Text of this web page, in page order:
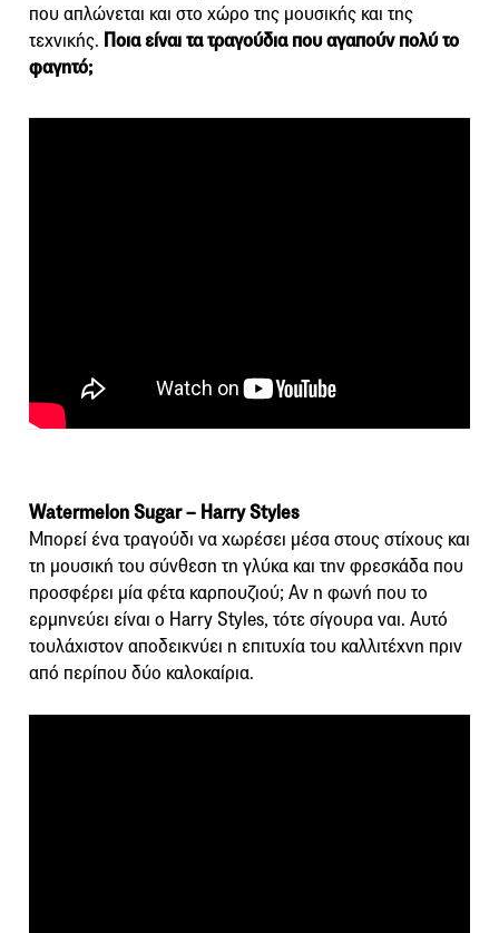
που απλώνεται και στο χώρο της μουσικής και της
τεχνικής. Ποια είναι τα τραγούδια που αγαπούν πολύ το
φαγητό;
Watermelon Sugar – Harry Styles
Μπορεί ένα τραγούδι να χωρέσει μέσα στους στίχους και
τη μουσική του σύνθεση τη γλύκα και την φρεσκάδα που
προσφέρει μία φέτα καρπουζιού; Αν η φωνή που το
ερμηνεύει είναι ο Harry Styles, τότε σίγουρα ναι. Αυτό
τουλάχιστον αποδεικνύει η επιτυχία του καλλιτέχνη πριν
από περίπου δύο καλοκαίρια.